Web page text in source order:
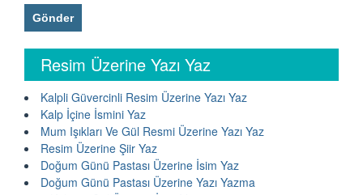
Resim Üzerine Yazı Yaz
Kalpli Güvercinli Resim Üzerine Yazı Yaz
Kalp İçine İsmini Yaz
Mum Işıkları Ve Gül Resmi Üzerine Yazı Yaz
Resim Üzerine Şiir Yaz
Doğum Günü Pastası Üzerine İsim Yaz
Doğum Günü Pastası Üzerine Yazı Yazma